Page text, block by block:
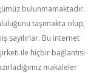
bulunmamaktadır.
taşımakta olup,
sayılırlar. Bu internet
ile hiçbir bağlantısı
makaleler